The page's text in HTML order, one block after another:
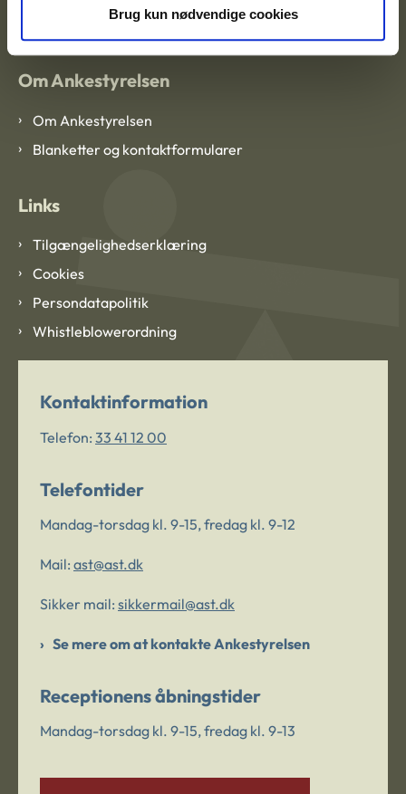
Brug kun nødvendige cookies
CVR: 1007 4002
Om Ankestyrelsen
Om Ankestyrelsen
Blanketter og kontaktformularer
Links
Tilgængelighedserklæring
Cookies
Persondatapolitik
Whistleblowerordning
Kontaktinformation
Telefon: 33 41 12 00
Telefontider
Mandag-torsdag kl. 9-15, fredag kl. 9-12
Mail: ast@ast.dk
Sikker mail: sikkermail@ast.dk
Se mere om at kontakte Ankestyrelsen
Receptionens åbningstider
Mandag-torsdag kl. 9-15, fredag kl. 9-13